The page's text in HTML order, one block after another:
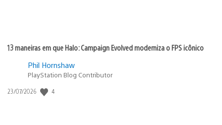
13 maneiras em que Halo: Campaign Evolved moderniza o FPS icônico
Phil Hornshaw
PlayStation Blog Contributor
Data
23/07/2026 4